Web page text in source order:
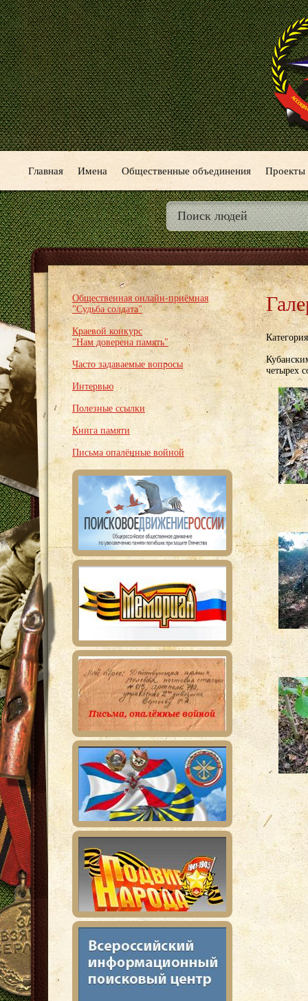
Главная Имена Общественные объединения Проекты
Общественная онлайн-приёмная
"Судьба солдата"
Краевой конкурс
"Нам доверена память"
Часто задаваемые вопросы
Интервью
Полезные ссылки
Книга памяти
Письма опалённые войной
четырех